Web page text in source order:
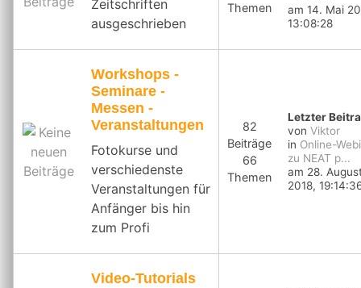
Zeitschriften
ausgeschrieben
Themen
am 14. Mai
13:08:28
Workshops -
Seminare -
Messen -
Veranstaltungen
Fotokurse und
verschiedenste
Veranstaltungen für
Anfänger bis hin
zum Profi
82
Beiträge
66
Themen
Letzter
von Viktor
in Online-
zu NEAT p...
am 28.
2018,
Video-Tutorials